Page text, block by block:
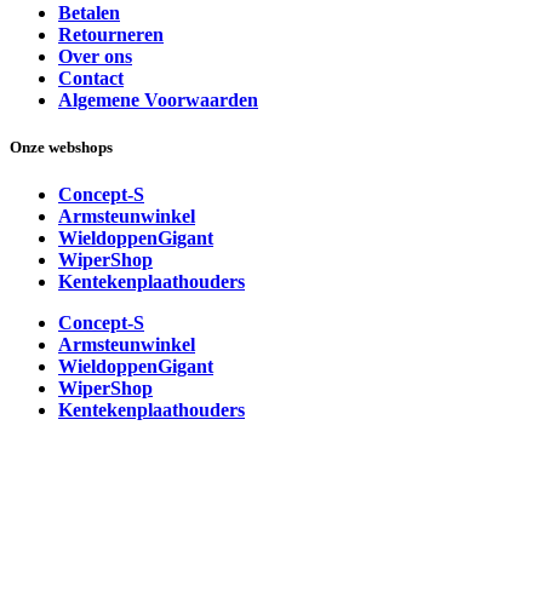
Betalen
Retourneren
Over ons
Contact
Algemene Voorwaarden
Onze webshops
Concept-S
Armsteunwinkel
WieldoppenGigant
WiperShop
Kentekenplaathouders
Concept-S
Armsteunwinkel
WieldoppenGigant
WiperShop
Kentekenplaathouders